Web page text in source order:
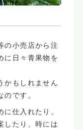
の小売店から注
に日々青果物を
かもしれません
です。
仕入れたり、
したり、時には